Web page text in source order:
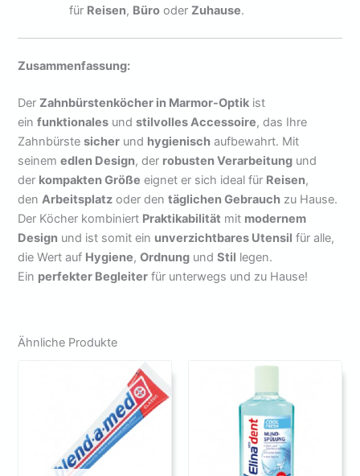
für Reisen, Büro oderZuhause.
Zusammenfassung:
DerZahnbürstenköcher in Marmor-Optik ist
einfunktionales undstilvolles Accessoire, das Ihre
Zahnbürstesicher und hygienisch aufbewahrt. Mit
seinemedlen Design, der robusten Verarbeitung und
der kompakten Größe eignet er sich ideal für Reisen,
denArbeitsplatz oder dentäglichen Gebrauch zu Hause.
Der Köcher kombiniert Praktikabilität mit modernem
Design und ist somit ein unverzichtbares Utensil für alle,
die Wert auf Hygiene,Ordnung undStil legen.
Ein perfekter Begleiter für unterwegs und zu Hause!
Ähnliche Produkte